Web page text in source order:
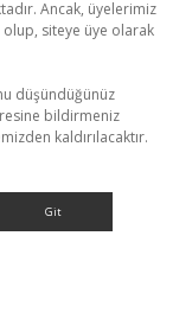
Ancak, üyelerimiz
olup, siteye üye olarak
düşündüğünüz
bildirmeniz
kaldırılacaktır.